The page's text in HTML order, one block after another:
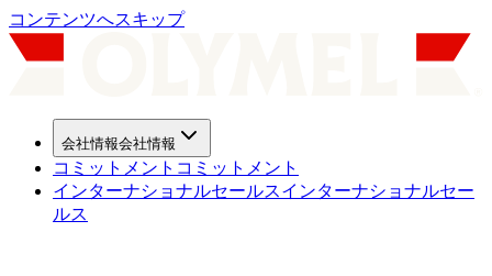
コンテンツへスキップ
会社情報会社情報
コミットメント コミットメント
インターナショナルセールスインターナショナルセー
ルス